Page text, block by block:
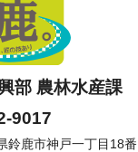
部 農林水産課
9017
鹿市神戸一丁目18